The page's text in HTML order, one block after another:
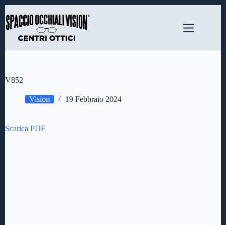
al
contenuto
V852
Vision 19 Febbraio 2024
Scarica PDF